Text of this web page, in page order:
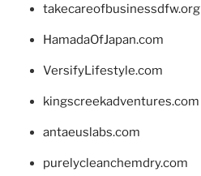
takecareofbusinessdfw.org
HamadaOfJapan.com
VersifyLifestyle.com
kingscreekadventures.com
antaeuslabs.com
purelycleanchemdry.com